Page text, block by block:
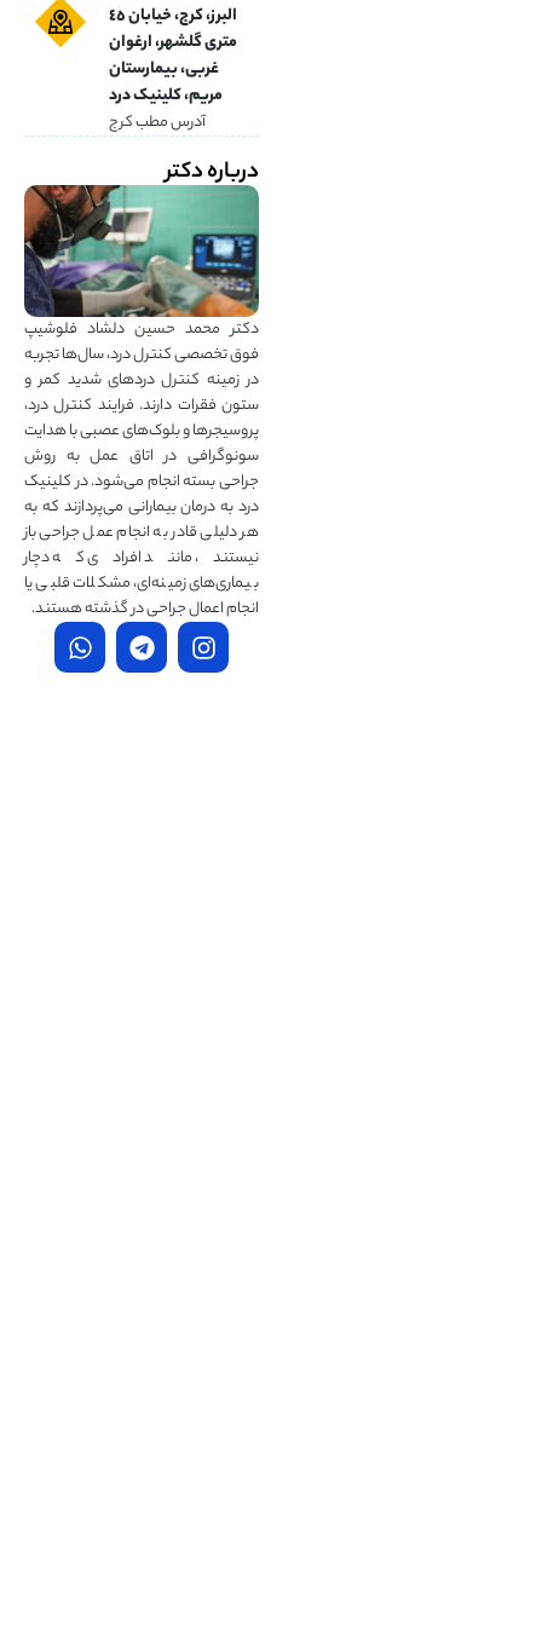
البرز، کرج، خیابان ٤٥
متری گلشهر، ارغوان
غربی، بیمارستان
مریم، کلینیک درد
آدرس مطب کرج
درباره دکتر
دکتر محمد حسین دلشاد فلوشیپ
فوق تخصصی کنترل درد، سال‌ها تجربه
در زمینه کنترل دردهای شدید کمر و
ستون فقرات دارند. فرایند کنترل درد،
پروسیجرها و بلوک‌های عصبی با هدایت
سونوگرافی در اتاق عمل به روش
جراحی بسته انجام می‌شود. در کلینیک
درد به درمان‌ بیمارانی می‌پردازند که به
هر دلیلی قادر به انجام عمل جراحی باز
نیستند، مانند افرادی که دچار
بیماری‌های زمینه‌ای، مشکلات قلبی یا
انجام اعمال جراحی در گذشته هستند.